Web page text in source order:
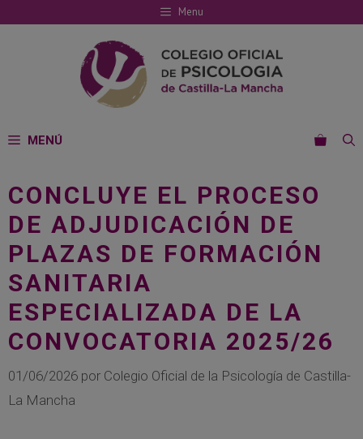
al
Menu
MENÚ
CONCLUYE EL PROCESO
DE ADJUDICACIÓN DE
PLAZAS DE FORMACIÓN
SANITARIA
ESPECIALIZADA DE LA
CONVOCATORIA 2025/26
01/06/2026 por Colegio Oficial de la Psicología de Castilla-
La Mancha